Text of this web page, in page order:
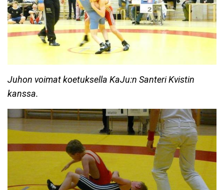
Juhon voimat koetuksella KaJu:n Santeri Kvistin
kanssa.